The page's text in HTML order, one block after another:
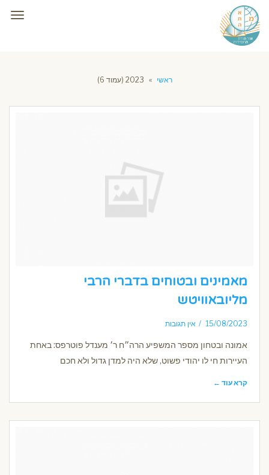
ראשי » 2023 (עמוד 6)
מאמינים ובטוחים בדברי הרבי
מליובאוויטש
15/08/2023 אין תגובות
אמונה ובטחון מספר המשפיע הרה״ח ר׳ מענדל פוטרפס: באחת
העיירות חי לו יהודי פשוט, שלא היה למדן גדול ולא חכם
קרא עוד ←